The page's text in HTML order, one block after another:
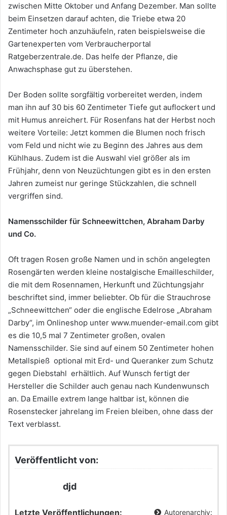
zwischen Mitte Oktober und Anfang Dezember. Man sollte
beim Einsetzen darauf achten, die Triebe etwa 20
Zentimeter hoch anzuhäufeln, raten beispielsweise die
Gartenexperten vom Verbraucherportal
Ratgeberzentrale.de. Das helfe der Pflanze, die
Anwachsphase gut zu überstehen.
Der Boden sollte sorgfältig vorbereitet werden, indem
man ihn auf 30 bis 60 Zentimeter Tiefe gut auflockert und
mit Humus anreichert. Für Rosenfans hat der Herbst noch
weitere Vorteile: Jetzt kommen die Blumen noch frisch
vom Feld und nicht wie zu Beginn des Jahres aus dem
Kühlhaus. Zudem ist die Auswahl viel größer als im
Frühjahr, denn von Neuzüchtungen gibt es in den ersten
Jahren zumeist nur geringe Stückzahlen, die schnell
vergriffen sind.
Namensschilder für Schneewittchen, Abraham Darby
und Co.
Oft tragen Rosen große Namen und in schön angelegten
Rosengärten werden kleine nostalgische Emailleschilder,
die mit dem Rosennamen, Herkunft und Züchtungsjahr
beschriftet sind, immer beliebter. Ob für die Strauchrose
„Schneewittchen“ oder die englische Edelrose „Abraham
Darby“, im Onlineshop unter www.muender-email.com gibt
es die 10,5 mal 7 Zentimeter großen, ovalen
Namensschilder. Sie sind auf einem 50 Zentimeter hohen
Metallspieß  optional mit Erd- und Queranker zum Schutz
gegen Diebstahl  erhältlich. Auf Wunsch fertigt der
Hersteller die Schilder auch genau nach Kundenwunsch
an. Da Emaille extrem lange haltbar ist, können die
Rosenstecker jahrelang im Freien bleiben, ohne dass der
Text verblasst.
Veröffentlicht von:
djd
Letzte Veröffentlichungen: Autorenarchiv: